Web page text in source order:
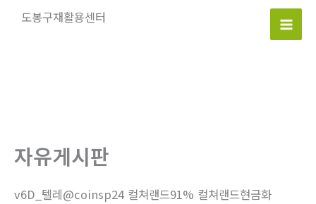
도봉구재활용센터
Main
자유게시판
v6D_텔레@coinsp24 컬쳐랜드91% 컬쳐랜드현금화